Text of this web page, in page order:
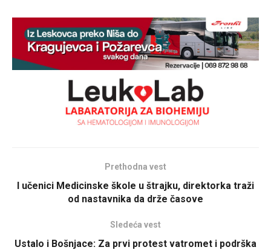
Prethodna vest
I učenici Medicinske škole u štrajku, direktorka traži
od nastavnika da drže časove
Sledeća vest
Ustalo i Bošnjace: Za prvi protest vatromet i podrška